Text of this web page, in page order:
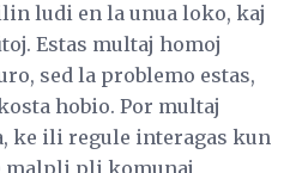
ludi en la unua loko, kaj
Estas multaj homoj
sed la problemo estas,
hobio. Por multaj
ke ili regule interagas kun